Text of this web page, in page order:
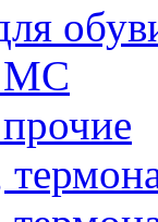
МС